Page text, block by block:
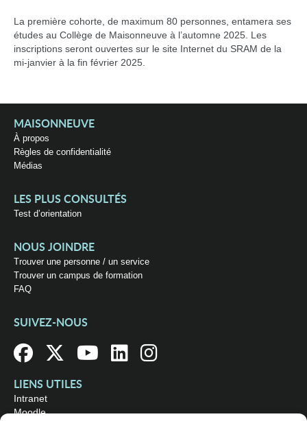
La première cohorte, de maximum 80 personnes, entamera ses
études au Collège de Maisonneuve à l’automne 2025. Les
inscriptions seront ouvertes sur le site Internet du SRAM de la
mi-janvier à la fin février 2025.
MAISONNEUVE
À propos
Règles de confidentialité
Médias
LES PLUS CONSULTÉS
Test d’orientation
NOUS JOINDRE
Trouver une personne / un service
Trouver un campus de formation
FAQ
SUIVEZ-NOUS
LIENS UTILES
Intranet
Moodle